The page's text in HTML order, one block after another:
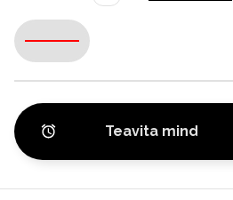
-
Teavita mind